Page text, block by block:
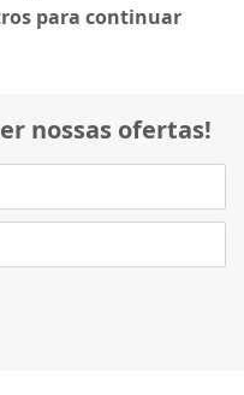
para continuar
nossas ofertas!